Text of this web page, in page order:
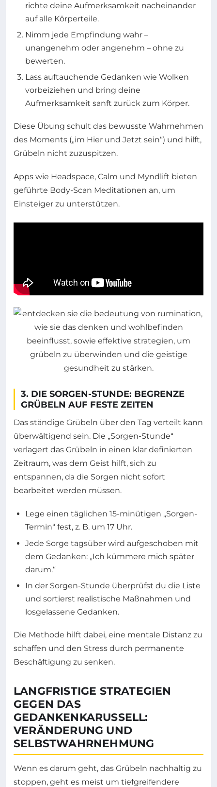
richte deine Aufmerksamkeit nacheinander
auf alle Körperteile.
Nimm jede Empfindung wahr –
unangenehm oder angenehm – ohne zu
bewerten.
Lass auftauchende Gedanken wie Wolken
vorbeiziehen und bring deine
Aufmerksamkeit sanft zurück zum Körper.
Diese Übung schult das bewusste Wahrnehmen
des Moments („im Hier und Jetzt sein“) und hilft,
Grübeln nicht zuzuspitzen.
Apps wie Headspace, Calm und Myndlift bieten
geführte Body-Scan Meditationen an, um
Einsteiger zu unterstützen.
3. DIE SORGEN-STUNDE: BEGRENZE
GRÜBELN AUF FESTE ZEITEN
Das ständige Grübeln über den Tag verteilt kann
überwältigend sein. Die „Sorgen-Stunde“
verlagert das Grübeln in einen klar definierten
Zeitraum, was dem Geist hilft, sich zu
entspannen, da die Sorgen nicht sofort
bearbeitet werden müssen.
Lege einen täglichen 15-minütigen „Sorgen-
Termin“ fest, z. B. um 17 Uhr.
Jede Sorge tagsüber wird aufgeschoben mit
dem Gedanken: „Ich kümmere mich später
darum.“
In der Sorgen-Stunde überprüfst du die Liste
und sortierst realistische Maßnahmen und
losgelassene Gedanken.
Die Methode hilft dabei, eine mentale Distanz zu
schaffen und den Stress durch permanente
Beschäftigung zu senken.
LANGFRISTIGE STRATEGIEN
GEGEN DAS
GEDANKENKARUSSELL:
VERÄNDERUNG UND
SELBSTWAHRNEHMUNG
Wenn es darum geht, das Grübeln nachhaltig zu
stoppen, geht es meist um tiefgreifendere